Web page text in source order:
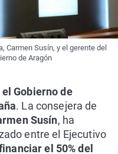
Carmen Susín, y el gerente del
de Aragón
Gobierno de
. La consejera de
Susín, ha
entre el Ejecutivo
el 50% del